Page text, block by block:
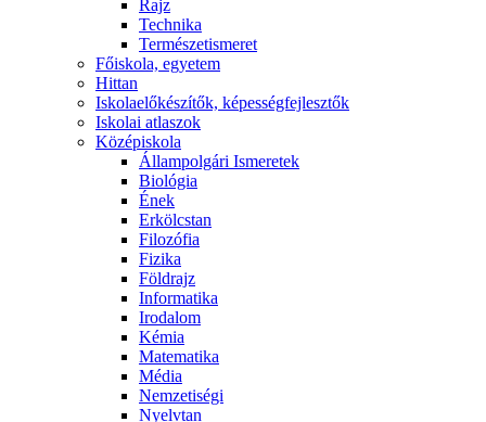
Rajz
Technika
Természetismeret
Főiskola, egyetem
Hittan
Iskolaelőkészítők, képességfejlesztők
Iskolai atlaszok
Középiskola
Állampolgári Ismeretek
Biológia
Ének
Erkölcstan
Filozófia
Fizika
Földrajz
Informatika
Irodalom
Kémia
Matematika
Média
Nemzetiségi
Nyelvtan